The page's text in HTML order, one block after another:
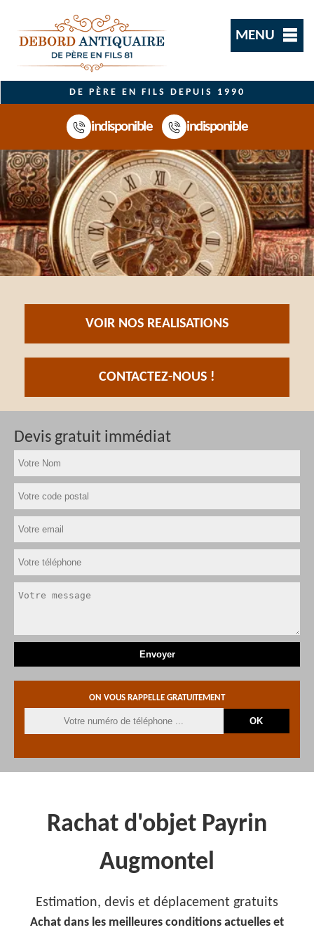
MENU
DE PÈRE EN FILS DEPUIS 1990
indisponible indisponible
VOIR NOS REALISATIONS
CONTACTEZ-NOUS !
Devis gratuit immédiat
ON VOUS RAPPELLE GRATUITEMENT
Rachat d'objet Payrin
Augmontel
Estimation, devis et déplacement gratuits
Achat dans les meilleures conditions actuelles et